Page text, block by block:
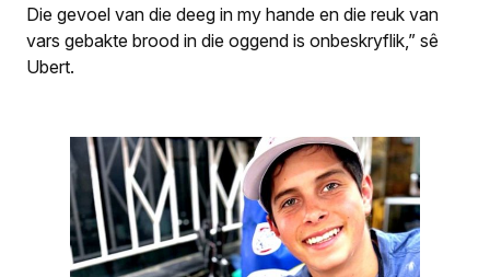
Die gevoel van die deeg in my hande en die reuk van
vars gebakte brood in die oggend is onbeskryflik,” sê
Ubert.